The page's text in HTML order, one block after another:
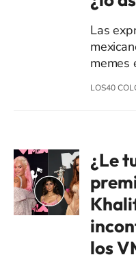
Las
memes
LOS40
¿Le
los